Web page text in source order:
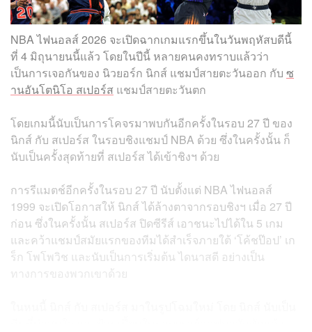
NBA ไฟนอลส์ 2026 จะเปิดฉากเกมแรกขึ้นในวันพฤหัสบดีนี้
ที่ 4 มิถุนายนนี้แล้ว โดยในปีนี้ หลายคนคงทราบแล้วว่า
เป็นการเจอกันของ นิวยอร์ก นิกส์ แชมป์สายตะวันออก กับ ซ
านอันโตนิโอ สเปอร์ส แชมป์สายตะวันตก
โดยเกมนี้นับเป็นการโคจรมาพบกันอีกครั้งในรอบ 27 ปี ของ
นิกส์ กับ สเปอร์ส ในรอบชิงแชมป์ NBA ด้วย ซึ่งในครั้งนั้น ก็
นับเป็นครั้งสุดท้ายที่ สเปอร์ส ได้เข้าชิงฯ ด้วย
การรีแมตช์อีกครั้งในรอบ 27 ปี นับตั้งแต่ NBA ไฟนอลส์
1999 จะเปิดโอกาสให้ นิกส์ ได้ล้างตาจากรอบชิงฯ เมื่อ 27 ปี
ก่อน ซึ่งในครั้งนั้น สเปอร์ส ปิดซีรีส์ เอาชนะไปได้ใน 5 เกม
และคว้าแชมป์สมัยแรกของทีมได้สำเร็จภายใต้ ‘โค้ชป๊อป’ เก
ร็ก โพโพวิช และนับเป็นการเริ่มต้น ไดนาสตี อย่างเป็น
ทางการของพวกเขาด้วย